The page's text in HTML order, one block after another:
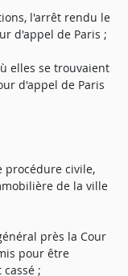
l'arrêt rendu le
d'appel de Paris ;
elles se trouvaient
d'appel de Paris
procédure civile,
de la ville
près la Cour
pour être
;